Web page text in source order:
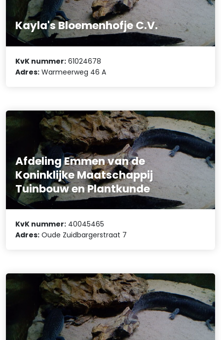
Kayla's Bloemenhofje C.V.
KvK nummer: 61024678
Adres: Warmeerweg 46 A
Afdeling Emmen van de
Koninklijke Maatschappij
Tuinbouw en Plantkunde
KvK nummer: 40045465
Adres: Oude Zuidbargerstraat 7